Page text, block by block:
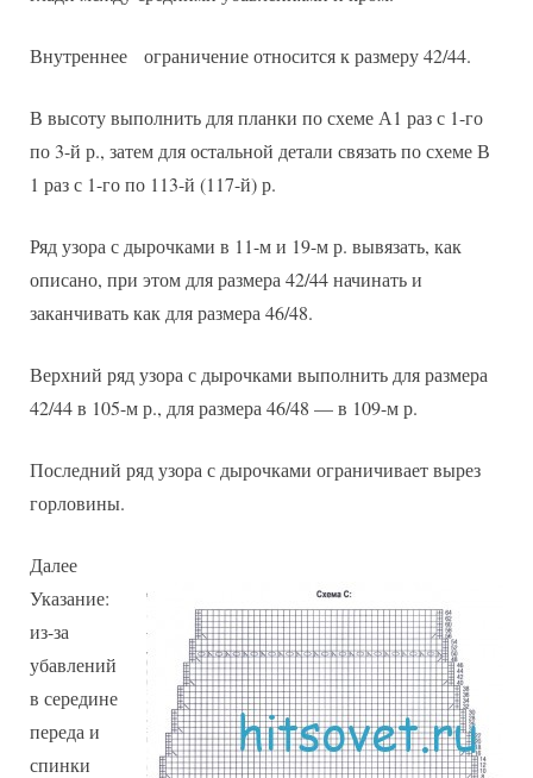
Внутреннее ограничение относится к размеру 42/44.
В высоту выполнить для планки по схеме А1 раз с 1-го
по 3-й р., затем для остальной детали связать по схеме В
1 раз с 1-го по 113-й (117-й) р.
Ряд узора с дырочками в 11-м и 19-м р. вывязать, как
описано, при этом для размера 42/44 начинать и
заканчивать как для размера 46/48.
Верхний ряд узора с дырочками выполнить для размера
42/44 в 105-м р., для размера 46/48 — в 109-м р.
Последний ряд узора с дырочками ограничивает вырез
горловины.
Далее
Указание:
из-за
убавлений
в середине
переда и
спинки